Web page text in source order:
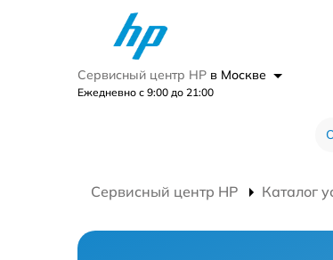
Сервисный центр HP в Москве
Ежедневно с 9:00 до 21:00
Сервисный центр HP Каталог